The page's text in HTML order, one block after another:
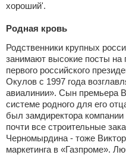
хороший'.
Родная кровь
Родственники крупных
занимают высокие посты на
первого российского
Окулов с 1997 года
авиалинии». Сын премьера
системе родного для его
был замдиректора
почти все строительные
Черномырдина - тоже
маркетинга в «Газпроме».